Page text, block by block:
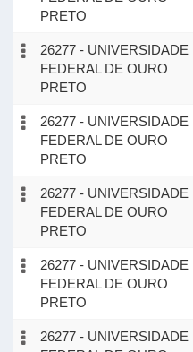
PRETO
26277 - UNIVERSIDADE
FEDERAL DE OURO
PRETO
26277 - UNIVERSIDADE
FEDERAL DE OURO
PRETO
26277 - UNIVERSIDADE
FEDERAL DE OURO
PRETO
26277 - UNIVERSIDADE
FEDERAL DE OURO
PRETO
26277 - UNIVERSIDADE